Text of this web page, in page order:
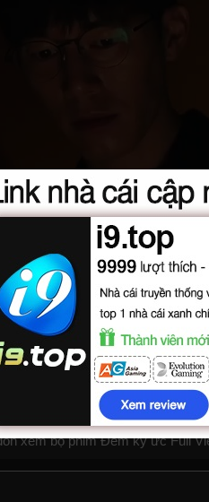
thuyết minh, phụ đề tiếng việt
Moo Yeol, Kang Ha Neul, Na
phimbathu phudeviet kphim
Forgotten, Forgotten 2017,
thuvienhd movie zingtv fptplay
cliphubbichill
webphim fullphim
online nhanh nhất. Tải link
xem bộ phimĐêm ký ứcFull